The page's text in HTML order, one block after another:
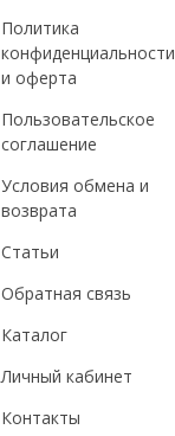
Политика
конфиденциальности
и оферта
Пользовательское
соглашение
Условия обмена и
возврата
Статьи
Обратная связь
Каталог
Личный кабинет
Контакты